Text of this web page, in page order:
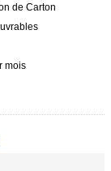
de Carton
mois